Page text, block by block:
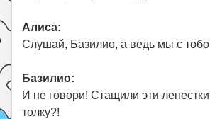
Алиса:
Слушай, Базилио, а ведь мы с
Базилио:
И не говори! Стащили эти
толку?!